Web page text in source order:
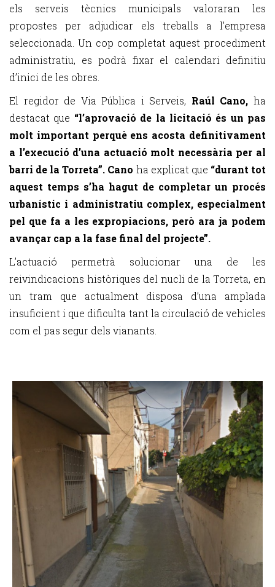
els serveis tècnics municipals valoraran les
propostes per adjudicar els treballs a l’empresa
seleccionada. Un cop completat aquest procediment
administratiu, es podrà fixar el calendari definitiu
d’inici de les obres.
El regidor de Via Pública i Serveis, Raúl Cano, ha
destacat que “l’aprovació de la licitació és un pas
molt important perquè ens acosta definitivament
a l’execució d’una actuació molt necessària per al
barri de la Torreta”. Cano ha explicat que “durant tot
aquest temps s’ha hagut de completar un procés
urbanístic i administratiu complex, especialment
pel que fa a les expropiacions, però ara ja podem
avançar cap a la fase final del projecte”.
L’actuació permetrà solucionar una de les
reivindicacions històriques del nucli de la Torreta, en
un tram que actualment disposa d’una amplada
insuficient i que dificulta tant la circulació de vehicles
com el pas segur dels vianants.